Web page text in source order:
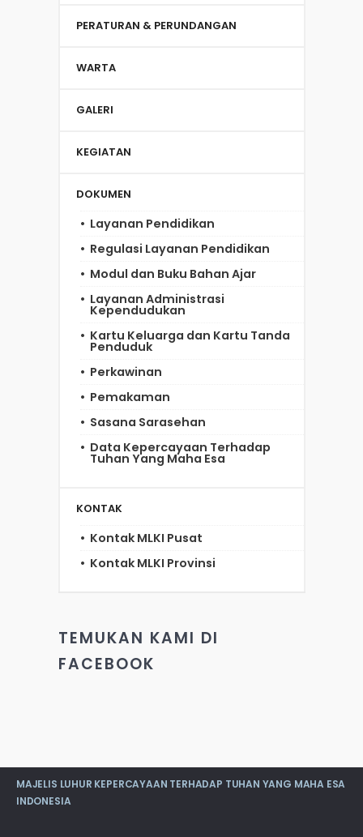
PERATURAN & PERUNDANGAN
WARTA
GALERI
KEGIATAN
DOKUMEN
Layanan Pendidikan
Regulasi Layanan Pendidikan
Modul dan Buku Bahan Ajar
Layanan Administrasi
Kependudukan
Kartu Keluarga dan Kartu Tanda
Penduduk
Perkawinan
Pemakaman
Sasana Sarasehan
Data Kepercayaan Terhadap
Tuhan Yang Maha Esa
KONTAK
Kontak MLKI Pusat
Kontak MLKI Provinsi
TEMUKAN KAMI DI
FACEBOOK
MAJELIS LUHUR KEPERCAYAAN TERHADAP TUHAN YANG MAHA ESA
INDONESIA